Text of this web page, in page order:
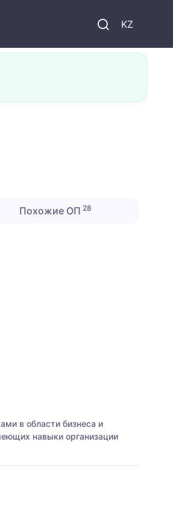
KZ
Похожие ОП 28
в области бизнеса и
навыки организации